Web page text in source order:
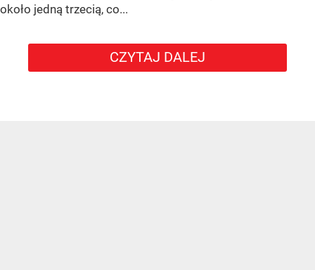
około jedną trzecią, co...
CZYTAJ DALEJ